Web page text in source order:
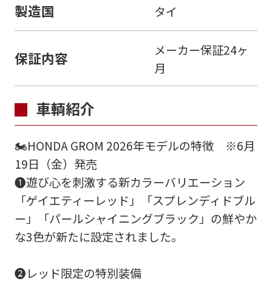
製造国 タイ
保証内容
メーカー保証24ヶ
月
車輌紹介
🏍HONDA GROM 2026年モデルの特徴 ※6月
19日（金）発売
➊遊び心を刺激する新カラーバリエーション
「ゲイエティーレッド」「スプレンディドブル
ー」「パールシャイニングブラック」の鮮やか
な3色が新たに設定されました。
➋レッド限定の特別装備
バイク館ではお乗り出しまでに必要
な
概算のお支払総額を表示しており
ます。
「お問い合わせ・来店予約」ボタンより